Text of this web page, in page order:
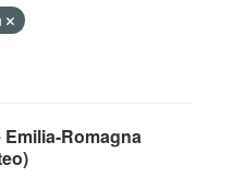
Romagna